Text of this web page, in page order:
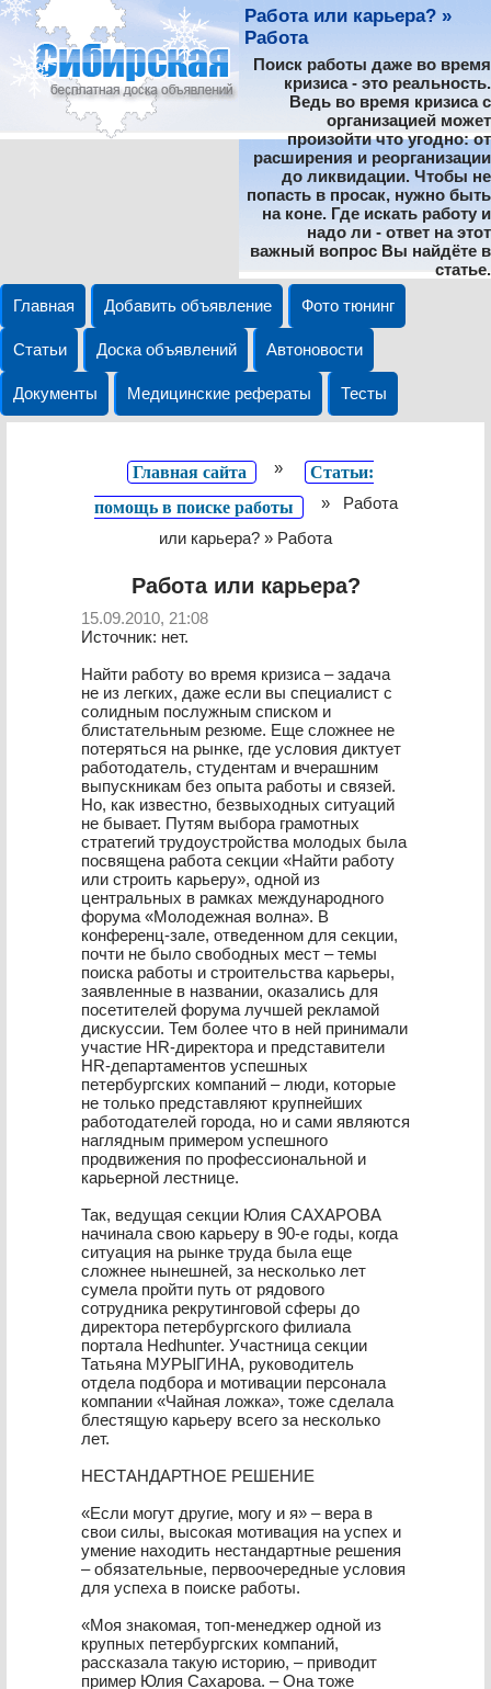
Работа или карьера? »
Работа
Поиск работы даже во время
кризиса - это реальность.
Ведь во время кризиса с
организацией может
произойти что угодно: от
расширения и реорганизации
до ликвидации. Чтобы не
попасть в просак, нужно быть
на коне. Где искать работу и
надо ли - ответ на этот
важный вопрос Вы найдёте в
статье.
Главная
Добавить объявление Фото тюнинг
Статьи Доска объявлений Автоновости
Документы Медицинские рефераты Тесты
Главная сайта »
Статьи:
помощь в поиске работы
» Работа
или карьера? » Работа
Работа или карьера?
15.09.2010, 21:08
Источник: нет.
Найти работу во время кризиса – задача
не из легких, даже если вы специалист с
солидным послужным списком и
блистательным резюме. Еще сложнее не
потеряться на рынке, где условия диктует
работодатель, студентам и вчерашним
выпускникам без опыта работы и связей.
Но, как известно, безвыходных ситуаций
не бывает. Путям выбора грамотных
стратегий трудоустройства молодых была
посвящена работа секции «Найти работу
или строить карьеру», одной из
центральных в рамках международного
форума «Молодежная волна». В
конференц-зале, отведенном для секции,
почти не было свободных мест – темы
поиска работы и строительства карьеры,
заявленные в названии, оказались для
посетителей форума лучшей рекламой
дискуссии. Тем более что в ней принимали
участие HR-директора и представители
HR-департаментов успешных
петербургских компаний – люди, которые
не только представляют крупнейших
работодателей города, но и сами являются
наглядным примером успешного
продвижения по профессиональной и
карьерной лестнице.
Так, ведущая секции Юлия САХАРОВА
начинала свою карьеру в 90-е годы, когда
ситуация на рынке труда была еще
сложнее нынешней, за несколько лет
сумела пройти путь от рядового
сотрудника рекрутинговой сферы до
директора петербургского филиала
портала Hedhunter. Участница секции
Татьяна МУРЫГИНА, руководитель
отдела подбора и мотивации персонала
компании «Чайная ложка», тоже сделала
блестящую карьеру всего за несколько
лет.
НЕСТАНДАРТНОЕ РЕШЕНИЕ
«Если могут другие, могу и я» – вера в
свои силы, высокая мотивация на успех и
умение находить нестандартные решения
– обязательные, первоочередные условия
для успеха в поиске работы.
«Моя знакомая, топ-менеджер одной из
крупных петербургских компаний,
рассказала такую историю, – приводит
пример Юлия Сахарова. – Она тоже